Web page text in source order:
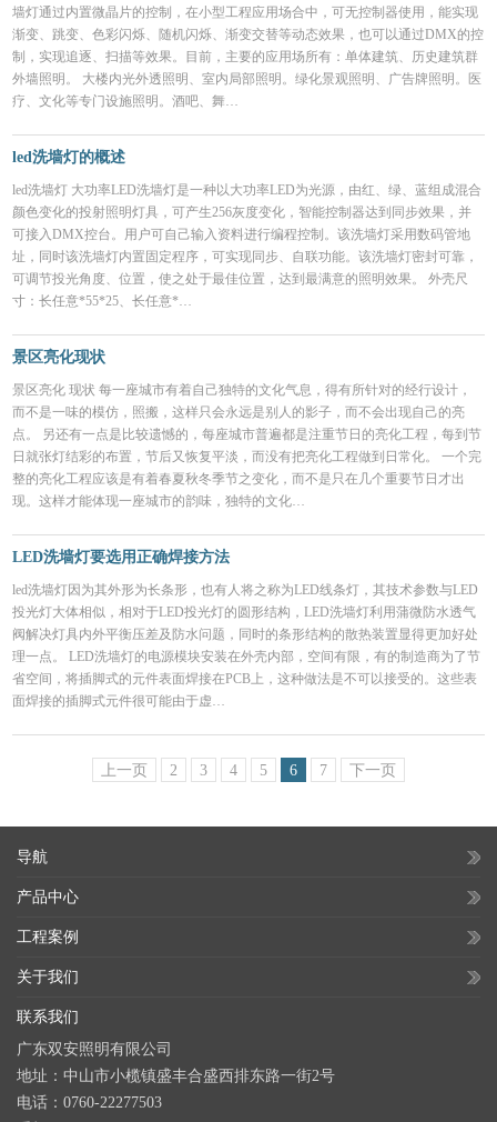
墙灯通过内置微晶片的控制，在小型工程应用场合中，可无控制器使用，能实现
渐变、跳变、色彩闪烁、随机闪烁、渐变交替等动态效果，也可以通过DMX的控
制，实现追逐、扫描等效果。目前，主要的应用场所有：单体建筑、历史建筑群
外墙照明。 大楼内光外透照明、室内局部照明。绿化景观照明、广告牌照明。医
疗、文化等专门设施照明。酒吧、舞…
led洗墙灯的概述
led洗墙灯 大功率LED洗墙灯是一种以大功率LED为光源，由红、绿、蓝组成混合
颜色变化的投射照明灯具，可产生256灰度变化，智能控制器达到同步效果，并
可接入DMX控台。用户可自己输入资料进行编程控制。该洗墙灯采用数码管地
址，同时该洗墙灯内置固定程序，可实现同步、自联功能。该洗墙灯密封可靠，
可调节投光角度、位置，使之处于最佳位置，达到最满意的照明效果。 外壳尺
寸：长任意*55*25、长任意*…
景区亮化现状
景区亮化 现状 每一座城市有着自己独特的文化气息，得有所针对的经行设计，
而不是一味的模仿，照搬，这样只会永远是别人的影子，而不会出现自己的亮
点。 另还有一点是比较遗憾的，每座城市普遍都是注重节日的亮化工程，每到节
日就张灯结彩的布置，节后又恢复平淡，而没有把亮化工程做到日常化。 一个完
整的亮化工程应该是有着春夏秋冬季节之变化，而不是只在几个重要节日才出
现。这样才能体现一座城市的韵味，独特的文化…
LED洗墙灯要选用正确焊接方法
led洗墙灯因为其外形为长条形，也有人将之称为LED线条灯，其技术参数与LED
投光灯大体相似，相对于LED投光灯的圆形结构，LED洗墙灯利用蒲微防水透气
阀解决灯具内外平衡压差及防水问题，同时的条形结构的散热装置显得更加好处
理一点。 LED洗墙灯的电源模块安装在外壳内部，空间有限，有的制造商为了节
省空间，将插脚式的元件表面焊接在PCB上，这种做法是不可以接受的。这些表
面焊接的插脚式元件很可能由于虚…
上一页 2 3 4 5 6 7 下一页
导航
产品中心
工程案例
关于我们
联系我们
广东双安照明有限公司
地址：中山市小榄镇盛丰合盛西排东路一街2号
电话：0760-22277503